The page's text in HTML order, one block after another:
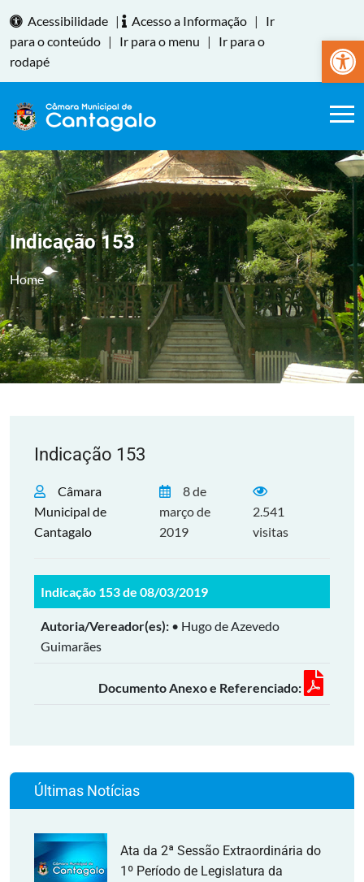
Abrir
Acessibilidade | Acesso a Informação |
Ir
para o conteúdo | Ir para o menu |
Ir para o
rodapé
Indicação 153
Home
Indicação 153
Câmara
Municipal de
Cantagalo
8 de
março de
2019
2.541
visitas
Indicação 153 de 08/03/2019
Autoria/Vereador(es): • Hugo de Azevedo
Guimarães
Documento Anexo e Referenciado:
Últimas Notícias
Ata da 2ª Sessão Extraordinária do
1º Período de Legislatura da